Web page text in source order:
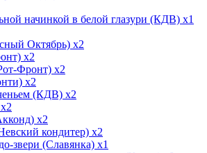
x1
x2
x2
x2
x2
x2
x2
x2
x2
x1